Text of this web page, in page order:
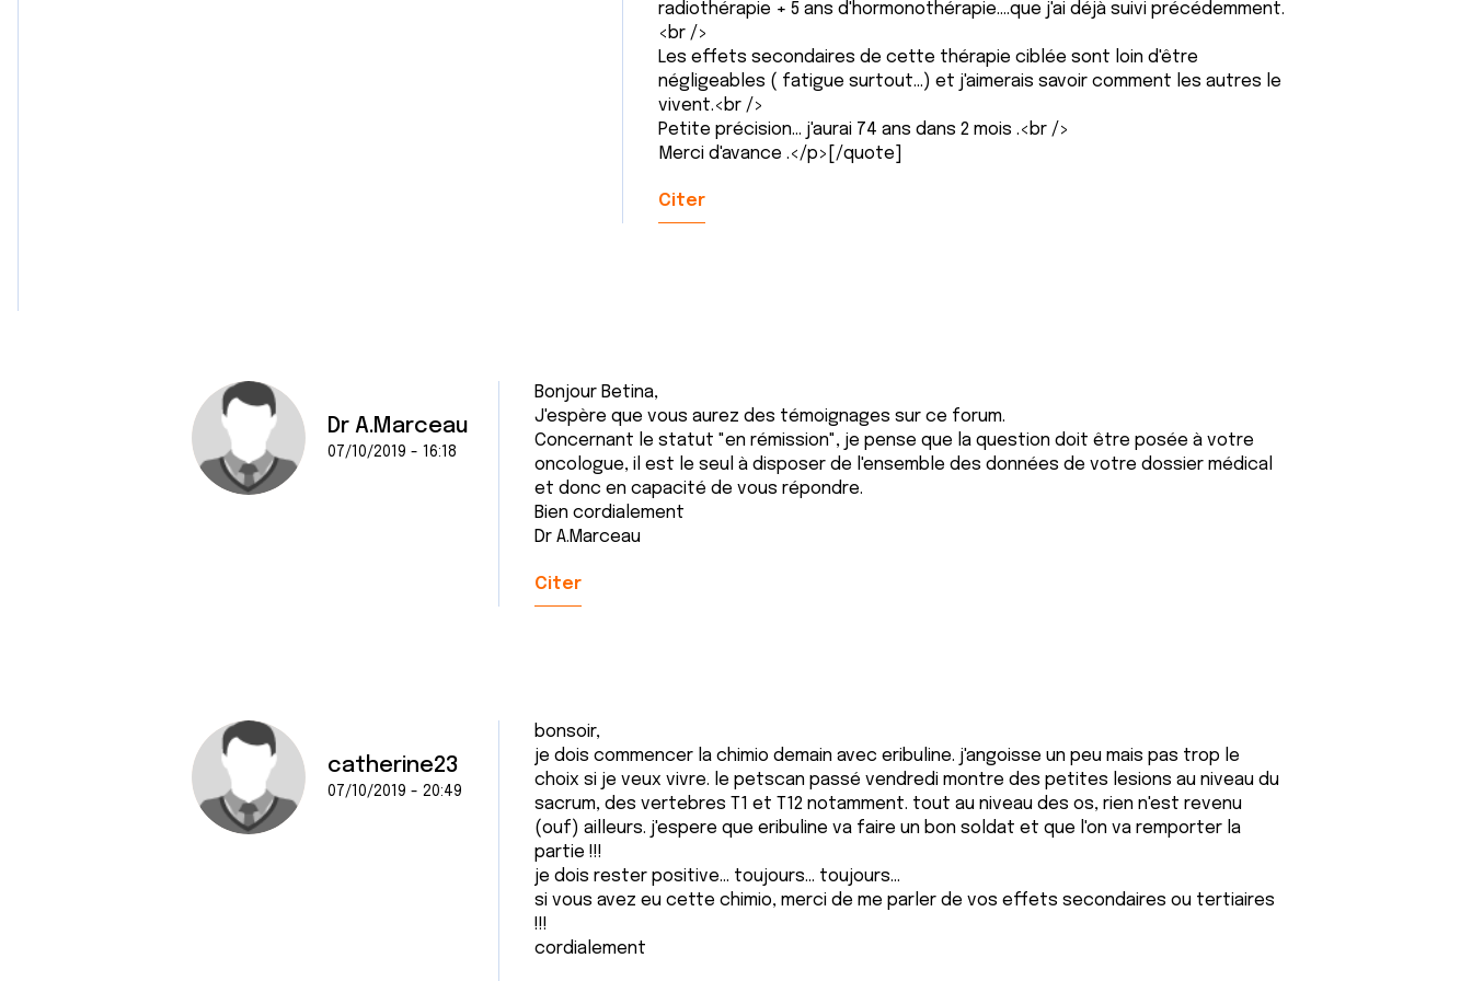
radiothérapie + 5 ans d'hormonothérapie....que j'ai déjà suivi précédemment.
<br />
Les effets secondaires de cette thérapie ciblée sont loin d'être
négligeables ( fatigue surtout...) et j'aimerais savoir comment les autres le
vivent.<br />
Petite précision... j'aurai 74 ans dans 2 mois .<br />
Merci d'avance .</p>[/quote]
Citer
Dr A.Marceau
07/10/2019 - 16:18
Bonjour Betina,
J'espère que vous aurez des témoignages sur ce forum.
Concernant le statut "en rémission", je pense que la question doit être posée à votre
oncologue, il est le seul à disposer de l'ensemble des données de votre dossier médical
et donc en capacité de vous répondre.
Bien cordialement
Dr A.Marceau
Citer
catherine23
07/10/2019 - 20:49
bonsoir,
je dois commencer la chimio demain avec eribuline. j'angoisse un peu mais pas trop le
choix si je veux vivre. le petscan passé vendredi montre des petites lesions au niveau du
sacrum, des vertebres T1 et T12 notamment. tout au niveau des os, rien n'est revenu
(ouf) ailleurs. j'espere que eribuline va faire un bon soldat et que l'on va remporter la
partie !!!
je dois rester positive... toujours... toujours...
si vous avez eu cette chimio, merci de me parler de vos effets secondaires ou tertiaires
!!!
cordialement